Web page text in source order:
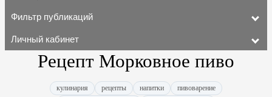
Фильтр публикаций
Личный кабинет
Рецепт Морковное пиво
кулинария рецепты напитки
пивоварение